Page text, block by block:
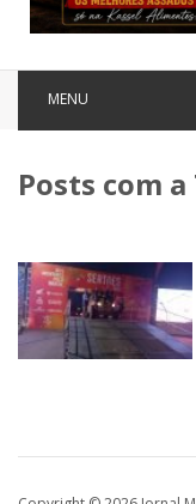
MENU
Posts com a